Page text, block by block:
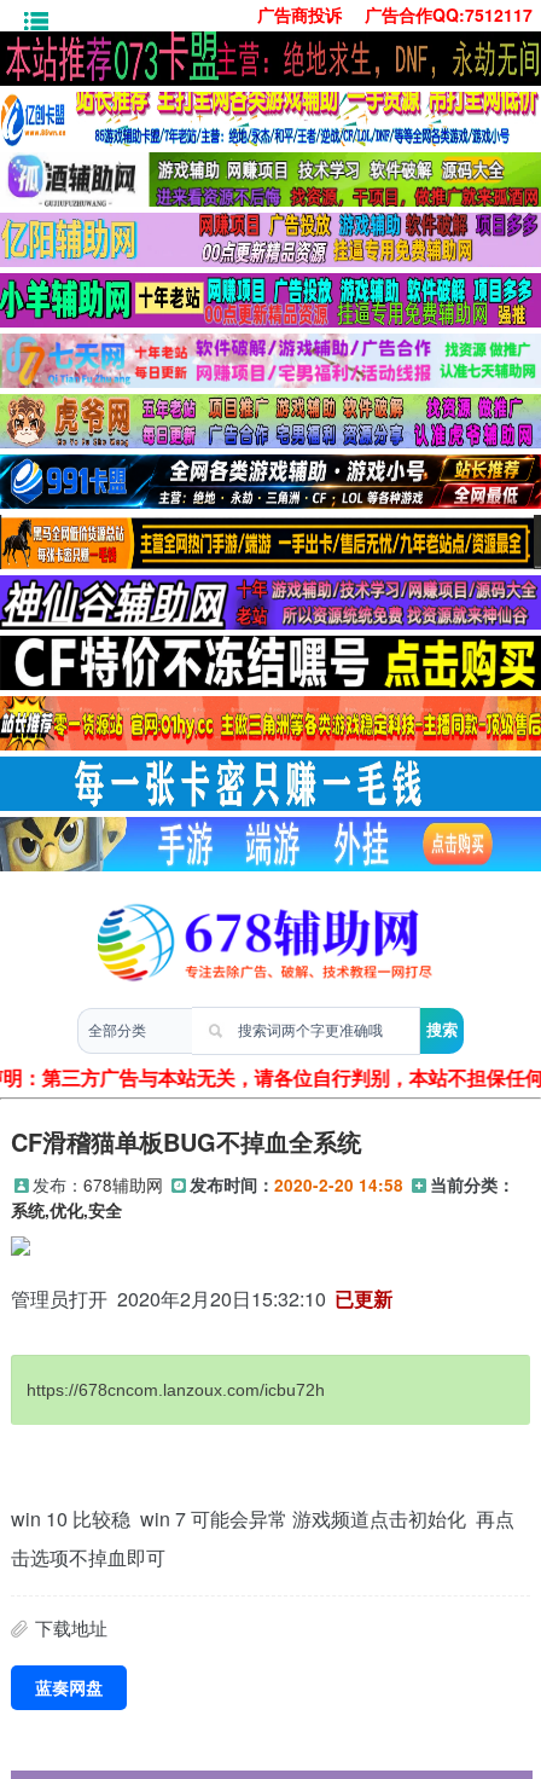
广告商投诉 广告合作QQ:7512117
首页
技术学习
安卓绿化
单机游戏
社交娱乐
系统工具
活动线报
常用办公
源码收集
值得一看
两性情感
明：第三方广告与本站无关，请各位自行判别，本站不担保
CF滑稽猫单板BUG不掉血全系统
发布： 678辅助网 发布时间： 2020-2-20 14:58
当前分类：
系统,优化,安全
管理员打开 2020年2月20日15:32:10 已更新
https://678cncom.lanzoux.com/icbu72h
win 10 比较稳 win 7 可能会异常 游戏频道点击初始化 再点
击选项不掉血即可
下载地址
蓝奏网盘